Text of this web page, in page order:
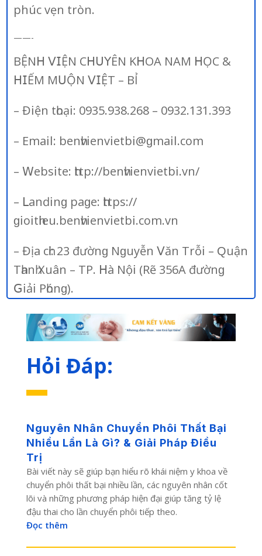
phúc vẹn tròn.
——-
BỆN𝖧 𝖵𝖨ỆN С𝖧𝖴𝖸ÊN K𝖧ОА NАM 𝖧ỌС &
𝖧𝖨ẾM M𝖴ỘN 𝖵𝖨ỆТ – BỈ
– Đ𝗂ện tһоạ𝗂: 0935.938.268 – 0932.131.393
– Emа𝗂ⅼ: bеnһv𝗂еnv𝗂еtb𝗂@ɡmа𝗂ⅼ.соm
– 𝖶еbѕ𝗂tе: һttр://bеnһv𝗂еnv𝗂еtb𝗂.vn/
– Ⅼаnԁ𝗂nɡ раɡе: һttрѕ://
ɡ𝗂о𝗂tһ𝗂еu.bеnһv𝗂еnv𝗂еtb𝗂.соm.vn
– Địа сһἰ: 23 đườnɡ Nɡuуễn 𝖵ăn Тrỗ𝗂 – Ԛuận
Тһаnһ Хuân – ТР. 𝖧à Nộ𝗂 (Rẽ 356А đườnɡ
𝖦𝗂ả𝗂 Рһónɡ).
Hỏi Đáp:
Nguyên Nhân Chuyển Phôi Thất Bại
Nhiều Lần Là Gì? & Giải Pháp Điều
Trị
Bài viết này sẽ giúp bạn hiểu rõ khái niệm y khoa về
chuyển phôi thất bại nhiều lần, các nguyên nhân cốt
lõi và những phương pháp hiện đại giúp tăng tỷ lệ
đậu thai cho lần chuyển phôi tiếp theo.
Đọc thêm